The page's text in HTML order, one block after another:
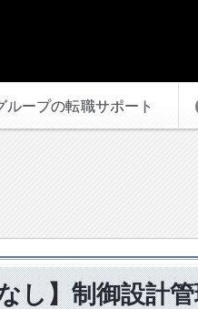
ループの転職サポート
し】制御設計